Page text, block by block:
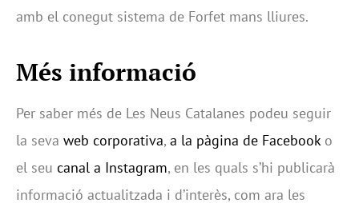
amb el conegut sistema de Forfet mans lliures.
Més informació
Per saber més de Les Neus Catalanes podeu seguir
la seva web corporativa, a la pàgina de Facebook o
el seu canal a Instagram, en les quals s’hi publicarà
informació actualitzada i d’interès, com ara les